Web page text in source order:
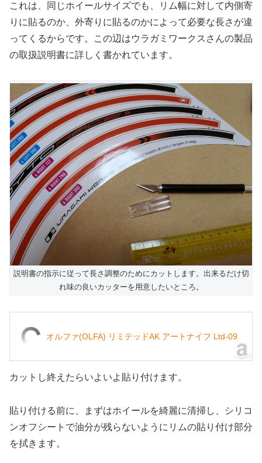
これは、同じホイールサイズでも、リム幅に対して内側寄
りに貼るのか、外寄りに貼るのかによって必要な長さが違
ってくるからです。この辺はウラガミワークスさんの製品
の取扱説明書に詳しく書かれています。
説明書の指示に従って長さ調整のためにカットします。出来るだけ切
れ味の良いカッターを用意したいところ。
オルファ(OLFA) リミテッドAK アートナイフ Ltd-09
カットし終えたらいよいよ貼り付けます。
貼り付ける前に、まずはホイールを綺麗に清掃し、シリコ
ンオフシートで油分が残らないようにリムの貼り付け部分
を拭きます。